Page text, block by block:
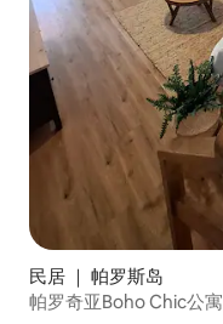
民居 ｜ 帕罗斯岛
帕罗奇亚Boho Chic公寓